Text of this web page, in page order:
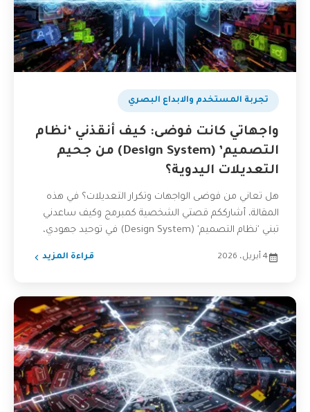
تجربة المستخدم والابداع البصري
واجهاتي كانت فوضى: كيف أنقذني ‘نظام
التصميم’ (Design System) من جحيم
التعديلات اليدوية؟
هل تعاني من فوضى الواجهات وتكرار التعديلات؟ في هذه
المقالة، أشارككم قصتي الشخصية كمبرمج وكيف ساعدني
تبني 'نظام التصميم' (Design System) في توحيد جهودي،
4 أبريل، 2026 قراءة المزيد